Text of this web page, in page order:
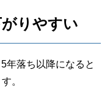
りやすい
年落ち以降になると
。